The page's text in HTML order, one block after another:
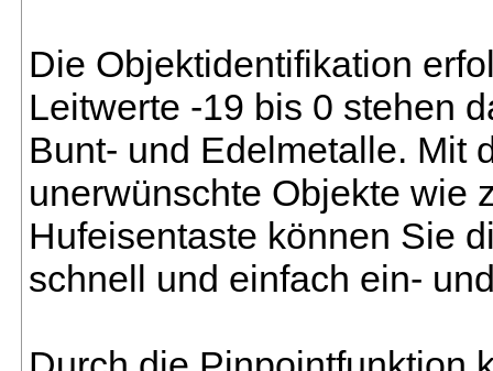
Die Objektidentifikation
Leitwerte -19 bis 0 stehen
Bunt- und Edelmetalle. Mit
unerwünschte Objekte wie
Hufeisentaste können Sie
schnell und einfach ein-